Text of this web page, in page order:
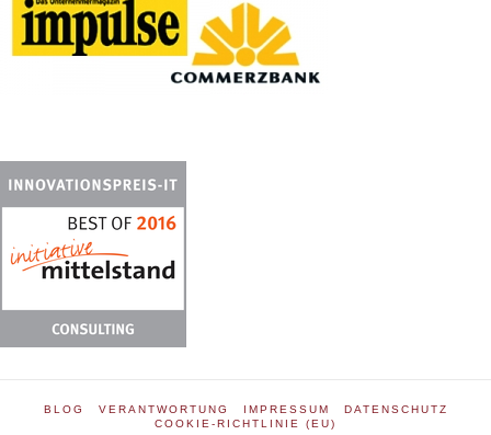
BLOG VERANTWORTUNG IMPRESSUM
DATENSCHUTZ
COOKIE-RICHTLINIE (EU)